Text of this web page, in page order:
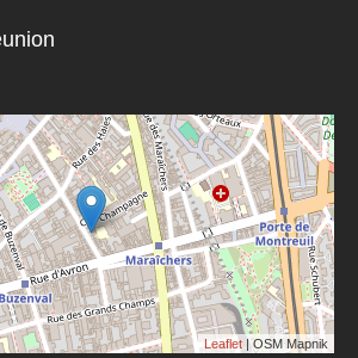
Leaflet | OSM Mapnik